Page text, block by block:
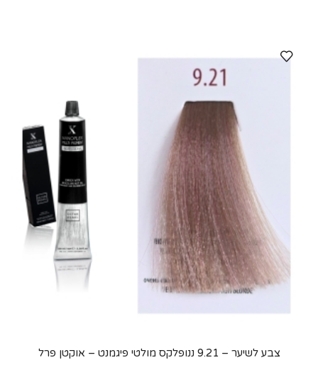
צבע לשיער – 9.21 ננופלקס מולטי פיגמנט – אוקטן פרל